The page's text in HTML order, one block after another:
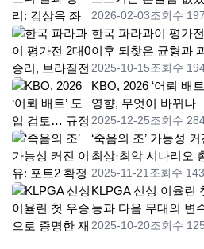
2026-02-03조회수 197
한국 파라과이 평가
이후 되찾은 균형과
2025-10-15조회수
KBO, 2026 ‘어뢰 배
영향, 무엇이 바뀌나
2025-12-25조회수
‘죽음의 조’ 가능성
최상·최악 시나리오
2025-11-21 조회수 143
KLPGA 신성 이율린
능과 다음 무대의 변
2025-10-20조회수 125